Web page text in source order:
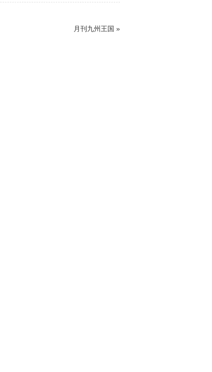
月刊九州王国 »